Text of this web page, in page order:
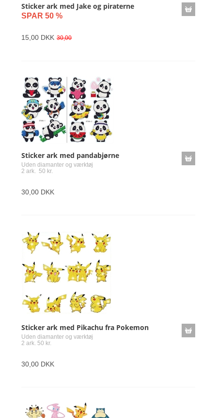
Sticker ark med Jake og piraterne
SPAR 50 %
15,00 DKK 30,00
Sticker ark med pandabjørne
Uden diamanter og værktøj
2 ark. 50 kr.
30,00 DKK
Sticker ark med Pikachu fra Pokemon
Uden diamanter og værktøj
2 ark. 50 kr.
30,00 DKK